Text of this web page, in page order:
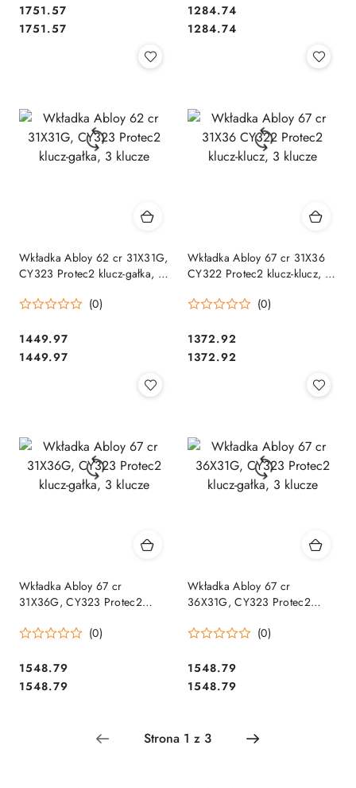
Cena:
1751.57
Cena:
1751.57
Cena:
1284.74
Cena:
1284.74
Wkładka Abloy 62 cr 31X31G,
CY323 Protec2 klucz-gałka, 3
(0)
Cena:
1449.97
Cena:
1449.97
Wkładka Abloy 67 cr 31X36
CY322 Protec2 klucz-klucz, 3
(0)
Cena:
1372.92
Cena:
1372.92
Wkładka Abloy 67 cr
31X36G, CY323 Protec2
(0)
Cena:
1548.79
Cena:
1548.79
Wkładka Abloy 67 cr
36X31G, CY323 Protec2
(0)
Cena:
1548.79
Cena:
1548.79